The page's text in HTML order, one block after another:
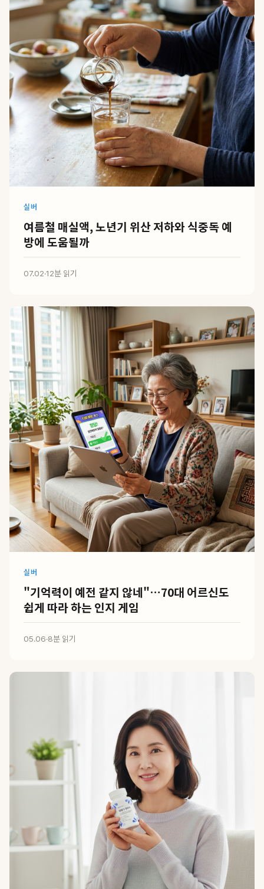
실버
여름철 매실액, 노년기 위산 저하와 식중독 예
방에 도움될까
07.02·12분 읽기
실버
"기억력이 예전 같지 않네"…70대 어르신도
쉽게 따라 하는 인지 게임
05.06·8분 읽기